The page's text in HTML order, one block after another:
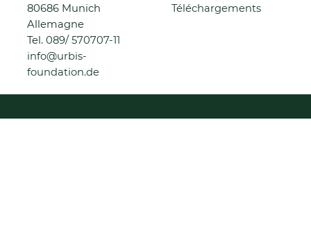
80686 Munich
Allemagne
Tel.089/ 570707-11
info@urbis-
foundation.de
contenu
Téléchargements